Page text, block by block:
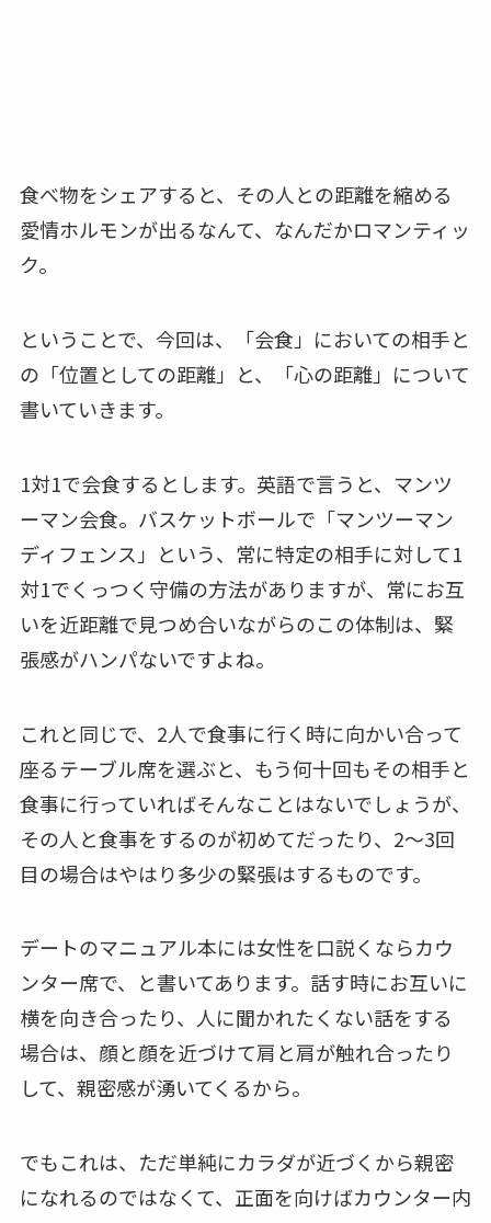
食べ物をシェアすると、その人との距離を縮める
愛情ホルモンが出るなんて、なんだかロマンティッ
ク。
ということで、今回は、「会食」においての相手と
の「位置としての距離」と、「心の距離」について
書いていきます。
1対1で会食するとします。英語で言うと、マンツ
ーマン会食。バスケットボールで「マンツーマン
ディフェンス」という、常に特定の相手に対して1
対1でくっつく守備の方法がありますが、常にお互
いを近距離で見つめ合いながらのこの体制は、緊
張感がハンパないですよね。
これと同じで、2人で食事に行く時に向かい合って
座るテーブル席を選ぶと、もう何十回もその相手と
食事に行っていればそんなことはないでしょうが、
その人と食事をするのが初めてだったり、2～3回
目の場合はやはり多少の緊張はするものです。
デートのマニュアル本には女性を口説くならカウ
ンター席で、と書いてあります。話す時にお互いに
横を向き合ったり、人に聞かれたくない話をする
場合は、顔と顔を近づけて肩と肩が触れ合ったり
して、親密感が湧いてくるから。
でもこれは、ただ単純にカラダが近づくから親密
になれるのではなくて、正面を向けばカウンター内